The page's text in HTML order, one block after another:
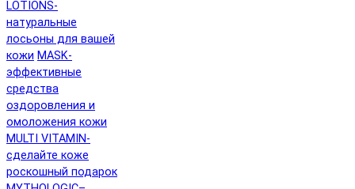
LOTIONS-
натуральные
лосьоны для вашей
кожи MASK-
эффективные
средства
оздоровления и
омоложения кожи
MULTI VITAMIN-
сделайте коже
роскошный подарок